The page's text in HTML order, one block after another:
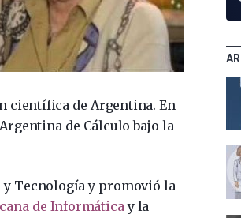
científica de Argentina. En
de Cálculo bajo la
y Tecnología y promovió la
de Informática y la